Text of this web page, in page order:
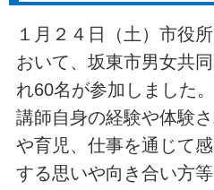
１月２４日（土）市役
おいて、坂東市男女共
れ60名が参加しました。
講師自身の経験や体験
や育児、仕事を通じて
する思いや向き合い方